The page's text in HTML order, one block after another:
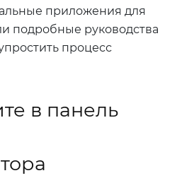
приложения для
подробные руководства
процесс
в панель